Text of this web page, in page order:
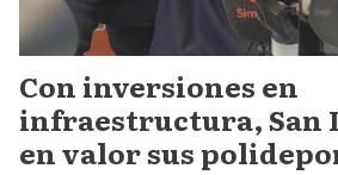
Con inversiones en
infraestructura, San
en valor sus